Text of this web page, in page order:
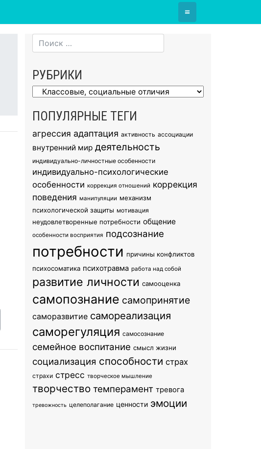
≡
РУБРИКИ
Рубрики
ПОПУЛЯРНЫЕ ТЕГИ
агрессия адаптация активность ассоциации
внутренний мир деятельность
индивидуально-личностные особенности
индивидуально-психологические
особенности коррекция отношений коррекция
поведения манипуляции механизм
психологической защиты мотивация
неудовлетворенные потребности общение
особенности восприятия подсознание
потребности причины конфликтов
психосоматика психотравма работа над собой
развитие личности самооценка
самопознание самопринятие
саморазвитие самореализация
саморегуляция самосознание
семейное воспитание смысл жизни
социализация способности страх
страхи стресс творческое мышление
творчество темперамент тревога
тревожность целеполагание ценности эмоции